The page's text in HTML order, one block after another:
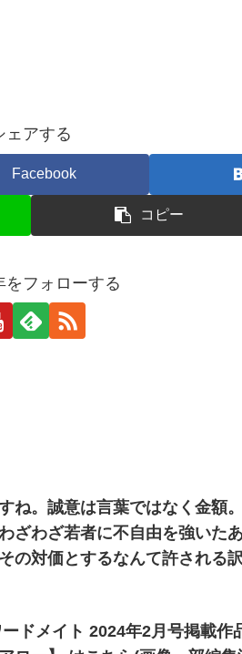
ェアする
Facebook
コピー
をフォローする
ね。誠意は言葉ではなく金額
ざわざ若者に不自由を強いた
の対価とするなんて許される
ドメイト 2024年2月号掲載作